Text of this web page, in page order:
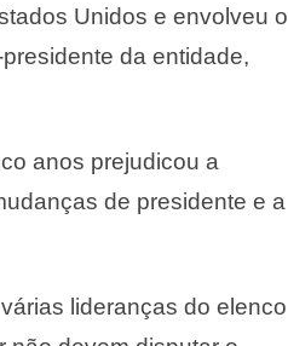
Unidos e envolveu o
da entidade,
anos prejudicou a
de presidente e a
lideranças do elenco